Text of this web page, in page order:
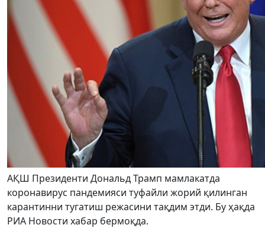
АҚШ Президенти Дональд Трамп мамлакатда
коронавирус пандемияси туфайли жорий қилинган
карантинни тугатиш режасини тақдим этди. Бу ҳақда
РИА Новости хабар бермоқда.